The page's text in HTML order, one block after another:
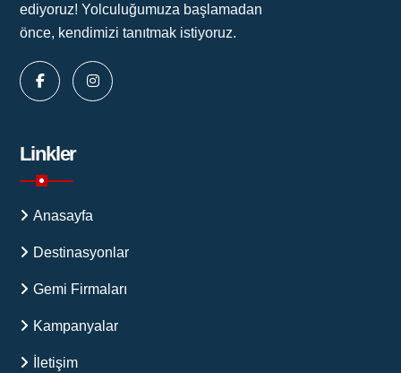
ediyoruz! Yolculuğumuza başlamadan
önce, kendimizi tanıtmak istiyoruz.
Linkler
Anasayfa
Destinasyonlar
Gemi Firmaları
Kampanyalar
İletişim